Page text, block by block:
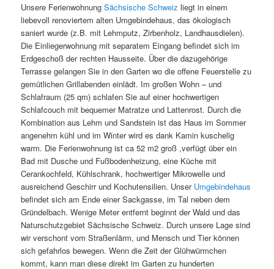
Unsere FerienwohnungSächsische Schweiz liegt in einem
liebevoll renoviertem alten Umgebindehaus, das ökologisch
saniert wurde (z.B. mit Lehmputz, Zirbenholz, Landhausdielen).
Die Einliegerwohnung mit separatem Eingang befindet sich im
Erdgeschoß der rechten Hausseite. Über die dazugehörige
Terrasse gelangen Sie in den Garten wo die offene Feuerstelle zu
gemütlichen Grillabenden einlädt. Im großen Wohn – und
Schlafraum (25 qm) schlafen Sie auf einer hochwertigen
Schlafcouch mit bequemer Matratze und Lattenrost. Durch die
Kombination aus Lehm und Sandstein ist das Haus im Sommer
angenehm kühl und im Winter wird es dank Kamin kuschelig
warm. Die Ferienwohnung ist ca 52 m2 groß ,verfügt über ein
Bad mit Dusche und Fußbodenheizung, eine Küche mit
Cerankochfeld, Kühlschrank, hochwertiger Mikrowelle und
ausreichend Geschirr und Kochutensilien. Unser Umgebindehaus
befindet sich am Ende einer Sackgasse, im Tal neben dem
Gründelbach. Wenige Meter entfernt beginnt der Wald und das
Naturschutzgebiet Sächsische Schweiz. Durch unsere Lage sind
wir verschont vom Straßenlärm, und Mensch und Tier können
sich gefahrlos bewegen. Wenn die Zeit der Glühwürmchen
kommt, kann man diese direkt im Garten zu hunderten